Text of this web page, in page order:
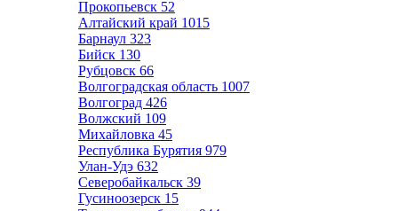
Прокопьевск 52
Алтайский край 1015
Барнаул 323
Бийск 130
Рубцовск 66
Волгоградская область 1007
Волгоград 426
Волжский 109
Михайловка 45
Республика Бурятия 979
Улан-Удэ 632
Северобайкальск 39
Гусиноозерск 15